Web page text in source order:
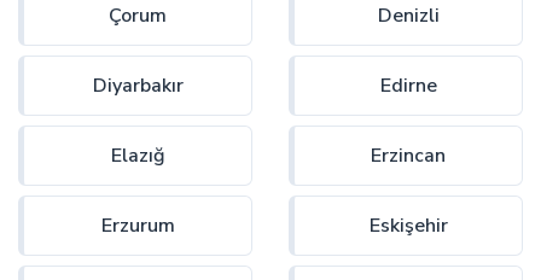
Çorum Denizli
Diyarbakır Edirne
Elazığ Erzincan
Erzurum Eskişehir